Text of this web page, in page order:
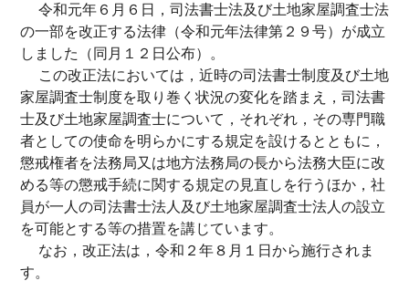
令和元年６月６日，司法書士法及び土地家屋調査士法
の一部を改正する法律（令和元年法律第２９号）が成立
しました（同月１２日公布）。
この改正法においては，近時の司法書士制度及び土地
家屋調査士制度を取り巻く状況の変化を踏まえ，司法書
士及び土地家屋調査士について，それぞれ，その専門職
者としての使命を明らかにする規定を設けるとともに，
懲戒権者を法務局又は地方法務局の長から法務大臣に改
める等の懲戒手続に関する規定の見直しを行うほか，社
員が一人の司法書士法人及び土地家屋調査士法人の設立
を可能とする等の措置を講じています。
なお，改正法は，令和２年８月１日から施行されま
す。